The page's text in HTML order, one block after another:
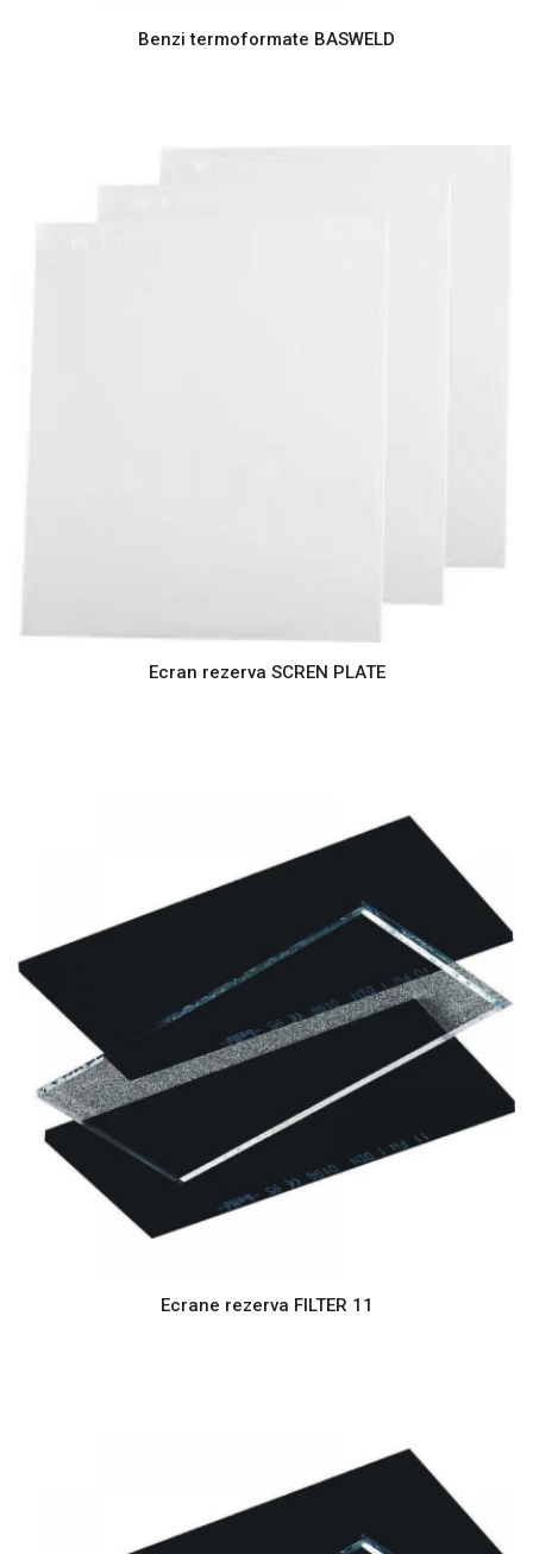
Benzi termoformate BASWELD
Ecran rezerva SCREN PLATE
Ecrane rezerva FILTER 11